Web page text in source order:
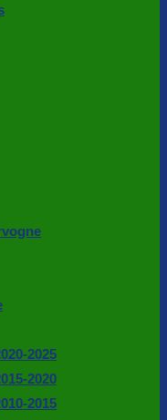
2025
2020
2015